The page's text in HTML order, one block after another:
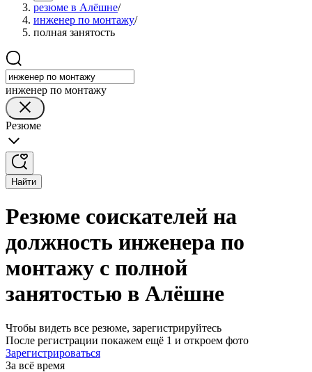
резюме в Алёшне/
инженер по монтажу/
полная занятость
инженер по монтажу
Резюме
Найти
Резюме соискателей на
должность инженера по
монтажу с полной
занятостью в Алёшне
Чтобы видеть все резюме, зарегистрируйтесь
После регистрации покажем ещё 1 и откроем фото
Зарегистрироваться
За всё время